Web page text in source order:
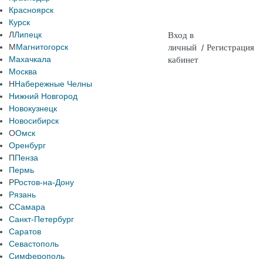
Красноярск
Курск
ЛЛипецк
ММагнитогорск
Махачкала
Москва
ННабережные Челны
Нижний Новгород
Новокузнецк
Новосибирск
ООмск
Оренбург
ППенза
Пермь
РРостов-на-Дону
Рязань
ССамара
Санкт-Петербург
Саратов
Севастополь
Симферополь
Вход в
личный
кабинет
/ Регистрация